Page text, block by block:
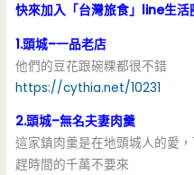
快來加入「台灣旅食」line生
1.頭城–一品老店
他們的豆花跟碗粿都很不錯
https://cythia.net/10231
2.頭城–無名夫妻肉羹
這家鎮肉羹是在地頭城人的愛
趕時間的千萬不要來